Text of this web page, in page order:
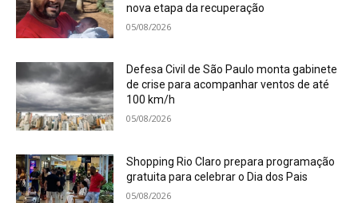
nova etapa da recuperação
05/08/2026
Defesa Civil de São Paulo monta gabinete
de crise para acompanhar ventos de até
100 km/h
05/08/2026
Shopping Rio Claro prepara programação
gratuita para celebrar o Dia dos Pais
05/08/2026